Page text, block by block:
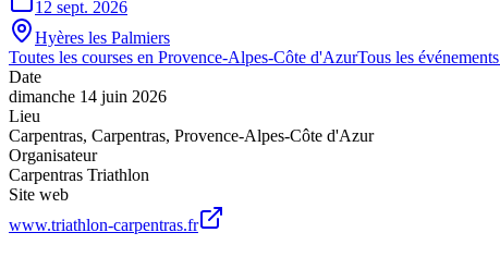
12 sept. 2026
Hyères les Palmiers
Toutes les courses en Provence-Alpes-Côte d'AzurTous les événements
Date
dimanche 14 juin 2026
Lieu
Carpentras, Carpentras, Provence-Alpes-Côte d'Azur
Organisateur
Carpentras Triathlon
Site web
www.triathlon-carpentras.fr